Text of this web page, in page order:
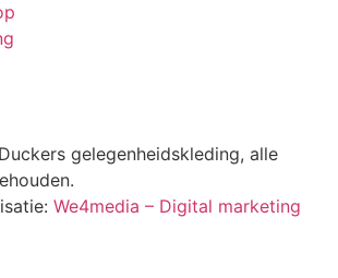
gelegenheidskleding, alle
We4media – Digital marketing